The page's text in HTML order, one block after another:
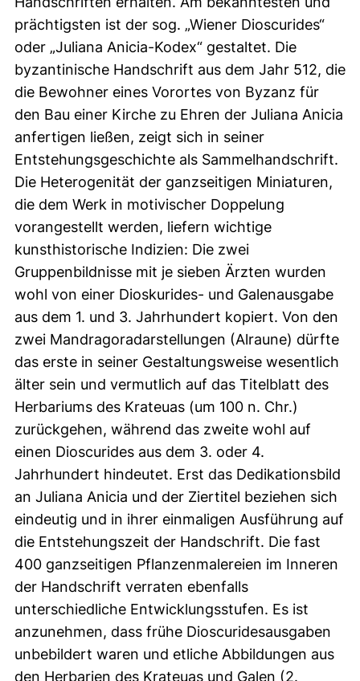
prächtigsten ist der sog. „Wiener Dioscurides“
oder „Juliana Anicia-Kodex“ gestaltet. Die
byzantinische Handschrift aus dem Jahr 512, die
die Bewohner eines Vorortes von Byzanz für
den Bau einer Kirche zu Ehren der Juliana Anicia
anfertigen ließen, zeigt sich in seiner
Entstehungsgeschichte als Sammelhandschrift.
Die Heterogenität der ganzseitigen Miniaturen,
die dem Werk in motivischer Doppelung
vorangestellt werden, liefern wichtige
kunsthistorische Indizien: Die zwei
Gruppenbildnisse mit je sieben Ärzten wurden
wohl von einer Dioskurides- und Galenausgabe
aus dem 1. und 3. Jahrhundert kopiert. Von den
zwei Mandragoradarstellungen (Alraune) dürfte
das erste in seiner Gestaltungsweise wesentlich
älter sein und vermutlich auf das Titelblatt des
Herbariums des Krateuas (um 100 n. Chr.)
zurückgehen, während das zweite wohl auf
einen Dioscurides aus dem 3. oder 4.
Jahrhundert hindeutet. Erst das Dedikationsbild
an Juliana Anicia und der Ziertitel beziehen sich
eindeutig und in ihrer einmaligen Ausführung auf
die Entstehungszeit der Handschrift. Die fast
400 ganzseitigen Pflanzenmalereien im Inneren
der Handschrift verraten ebenfalls
unterschiedliche Entwicklungsstufen. Es ist
anzunehmen, dass frühe Dioscuridesausgaben
unbebildert waren und etliche Abbildungen aus
den Herbarien des Krateuas und Galen (2.